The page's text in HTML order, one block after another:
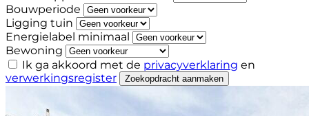
Bouwperiode
Ligging tuin
Energielabel minimaal
Bewoning
Ik ga akkoord met de privacyverklaring en
verwerkingsregister
Zoekopdracht aanmaken